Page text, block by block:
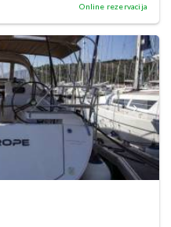
Online rezervacija